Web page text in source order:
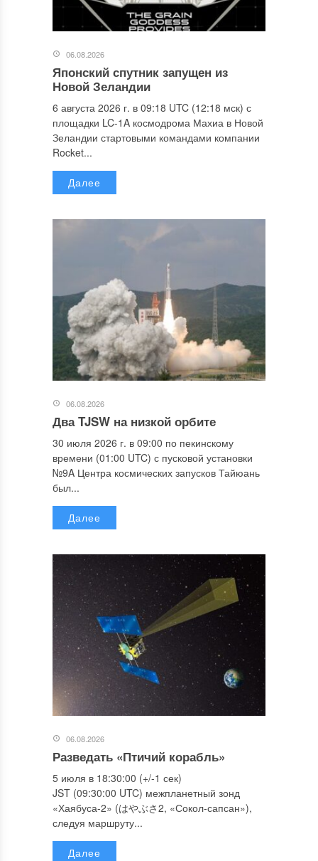
06.08.2026
Японский спутник запущен из
Новой Зеландии
6 августа 2026 г. в 09:18 UTC (12:18 мск) с
площадки LC-1A космодрома Махиа в Новой
Зеландии стартовыми командами компании
Rocket...
Далее
06.08.2026
Два TJSW на низкой орбите
30 июля 2026 г. в 09:00 по пекинскому
времени (01:00 UTC) с пусковой установки
№9A Центра космических запусков Тайюань
был...
Далее
06.08.2026
Разведать «Птичий корабль»
5 июля в 18:30:00 (+/-1 сек)
JST (09:30:00 UTC) межпланетный зонд
«Хаябуса-2» (はやぶさ2, «Сокол-сапсан»),
следуя маршруту...
Далее